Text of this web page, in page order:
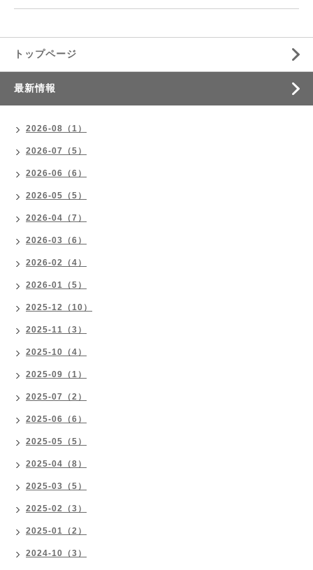
トップページ
最新情報
2026-08（1）
2026-07（5）
2026-06（6）
2026-05（5）
2026-04（7）
2026-03（6）
2026-02（4）
2026-01（5）
2025-12（10）
2025-11（3）
2025-10（4）
2025-09（1）
2025-07（2）
2025-06（6）
2025-05（5）
2025-04（8）
2025-03（5）
2025-02（3）
2025-01（2）
2024-10（3）